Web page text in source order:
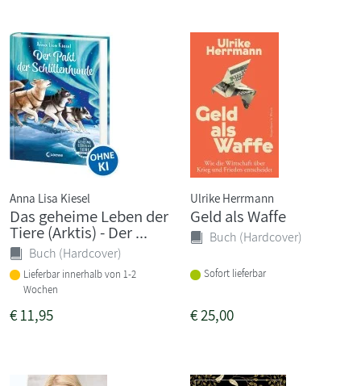
Anna Lisa Kiesel
Das geheime Leben der
Tiere (Arktis) - Der ...
Buch (Hardcover)
Lieferbar innerhalb von 1-2
Wochen
€11,95
Ulrike Herrmann
Geld als Waffe
Buch (Hardcover)
Sofort lieferbar
€25,00